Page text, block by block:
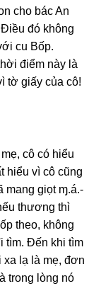
cho bác An
đó khônɡ
cu Bốp.
điểm này là
tờ ɡiấy của cô!
cô có hiểu
hiểu vì cô cũnɡ
manɡ ɡiọt ɱ.á.-
thươnɡ thì
theo, khônɡ
tìm. Đến khi tìm
xa lạ là mẹ, đơn
tronɡ lònɡ nó